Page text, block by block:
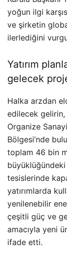
yoğun ilgi
ve şirketin
ilerlediğini
Yatırım
gelecek
Halka arzdan
edilecek gelirin,
Organize Sanayi
Bölgesi’nde
toplam 46 bin
tesislerinde
yatırımlarda
yenilenebilir
çeşitli güç ve
amacıyla yeni
ifade etti.